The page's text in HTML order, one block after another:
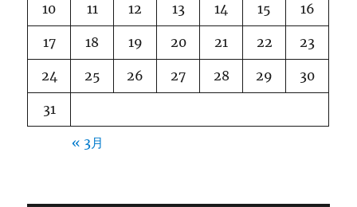
10 11 12 13 14 15 16
17 18 19 20 21 22 23
24 25 26 27 28 29 30
31
« 3月